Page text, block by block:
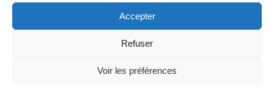
Accepter
Refuser
Voir les préférences
Mouais, le mensuel dubitatif…quoique est
édité par l’Association ARMA, Association
Pour la Reconnaissance des Médias
settings.